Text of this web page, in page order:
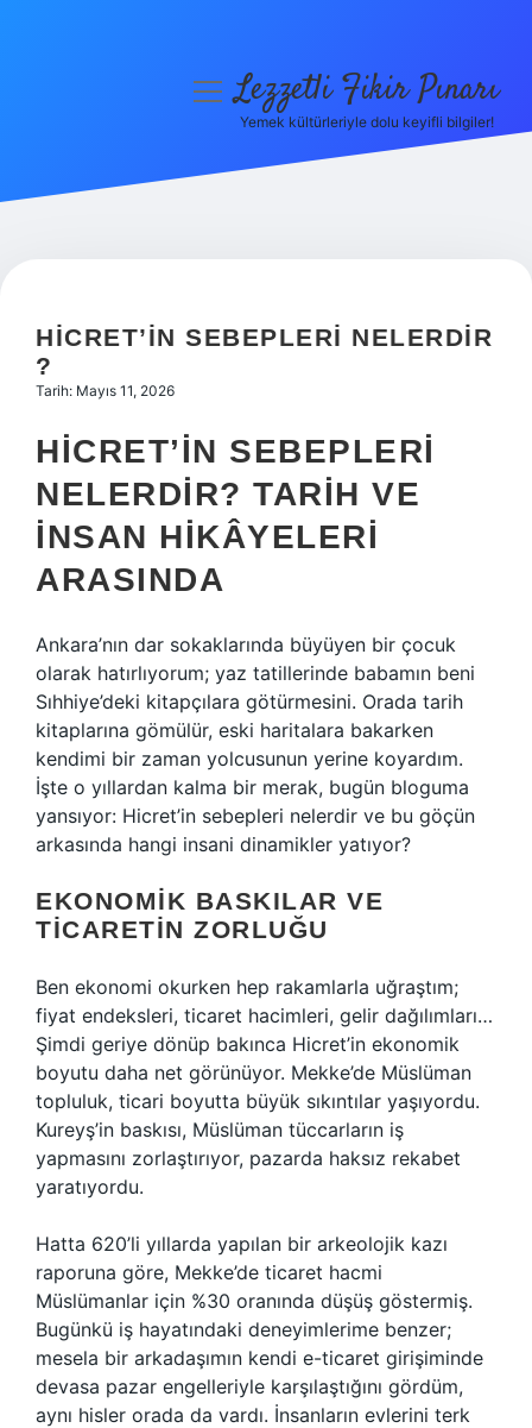
Hakkımızda
menüyüLezzetli Fikir Pınarı
Yemek kültürleriyle dolu keyifli bilgiler!
HICRET’IN SEBEPLERI NELERDIR
?
Tarih: Mayıs 11, 2026
HICRET’IN SEBEPLERI
NELERDIR? TARIH VE
İNSAN HIKÂYELERI
ARASINDA
Ankara’nın dar sokaklarında büyüyen bir çocuk
olarak hatırlıyorum; yaz tatillerinde babamın beni
Sıhhiye’deki kitapçılara götürmesini. Orada tarih
kitaplarına gömülür, eski haritalara bakarken
kendimi bir zaman yolcusunun yerine koyardım.
İşte o yıllardan kalma bir merak, bugün bloguma
yansıyor: Hicret’in sebepleri nelerdir ve bu göçün
arkasında hangi insani dinamikler yatıyor?
EKONOMIK BASKILAR VE
TICARETIN ZORLUĞU
Ben ekonomi okurken hep rakamlarla uğraştım;
fiyat endeksleri, ticaret hacimleri, gelir dağılımları…
Şimdi geriye dönüp bakınca Hicret’in ekonomik
boyutu daha net görünüyor. Mekke’de Müslüman
topluluk, ticari boyutta büyük sıkıntılar yaşıyordu.
Kureyş’in baskısı, Müslüman tüccarların iş
yapmasını zorlaştırıyor, pazarda haksız rekabet
yaratıyordu.
Hatta 620’li yıllarda yapılan bir arkeolojik kazı
raporuna göre, Mekke’de ticaret hacmi
Müslümanlar için %30 oranında düşüş göstermiş.
Bugünkü iş hayatındaki deneyimlerime benzer;
mesela bir arkadaşımın kendi e-ticaret girişiminde
devasa pazar engelleriyle karşılaştığını gördüm,
aynı hisler orada da vardı. İnsanların evlerini terk